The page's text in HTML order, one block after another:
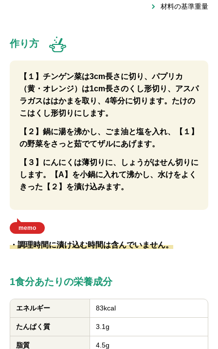
材料の基準重量
作り方
【１】チンゲン菜は3cm長さに切り、パプリカ
（黄・オレンジ）は1cm長さのくし形切り、アスパ
ラガスははかまを取り、4等分に切ります。たけの
こはくし形切りにします。
【２】鍋に湯を沸かし、ごま油と塩を入れ、【１】
の野菜をさっと茹でてザルにあげます。
【３】にんにくは薄切りに、しょうがはせん切りに
します。【A】を小鍋に入れて沸かし、水けをよく
きった【２】を漬け込みます。
memo
・調理時間に漬け込む時間は含んでいません。
1食分あたりの栄養成分
エネルギー 83kcal
たんぱく質 3.1g
脂質 4.5g